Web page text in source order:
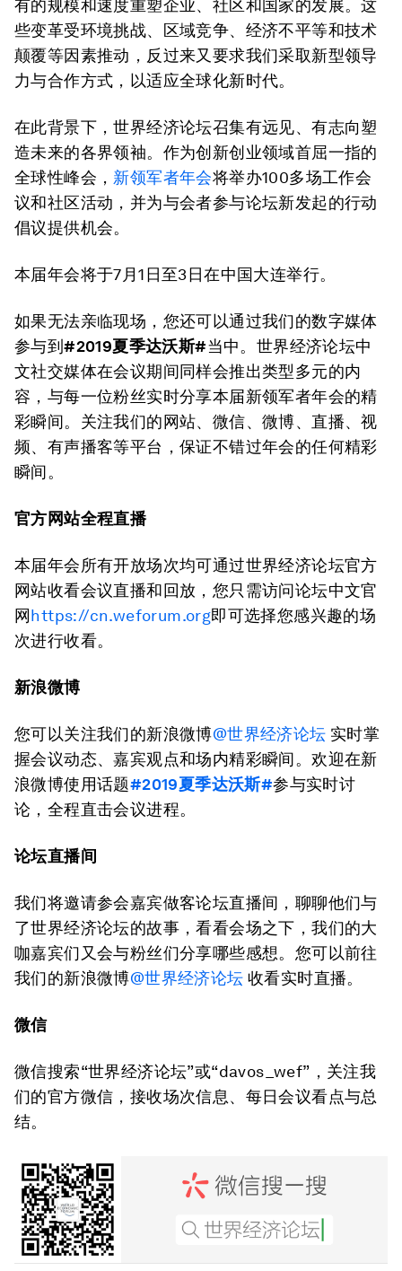
有的规模和速度重塑企业、社区和国家的发展。这
些变革受环境挑战、区域竞争、经济不平等和技术
颠覆等因素推动，反过来又要求我们采取新型领导
力与合作方式，以适应全球化新时代。
在此背景下，世界经济论坛召集有远见、有志向塑
造未来的各界领袖。作为创新创业领域首屈一指的
全球性峰会， 新领军者年会将举办100多场工作会
议和社区活动，并为与会者参与论坛新发起的行动
倡议提供机会。
本届年会将于7月1日至3日在中国大连举行。
如果无法亲临现场，您还可以通过我们的数字媒体
参与到#2019夏季达沃斯#当中。世界经济论坛中
文社交媒体在会议期间同样会推出类型多元的内
容，与每一位粉丝实时分享本届新领军者年会的精
彩瞬间。关注我们的网站、微信、微博、直播、视
频、有声播客等平台，保证不错过年会的任何精彩
瞬间。
官方网站全程直播
本届年会所有开放场次均可通过世界经济论坛官方
网站收看会议直播和回放，您只需访问论坛中文官
网https://cn.weforum.org即可选择您感兴趣的场
次进行收看。
新浪微博
您可以关注我们的新浪微博@世界经济论坛 实时掌
握会议动态、嘉宾观点和场内精彩瞬间。欢迎在新
浪微博使用话题#2019夏季达沃斯#参与实时讨
论，全程直击会议进程。
论坛直播间
我们将邀请参会嘉宾做客论坛直播间，聊聊他们与
了世界经济论坛的故事，看看会场之下，我们的大
咖嘉宾们又会与粉丝们分享哪些感想。您可以前往
我们的新浪微博@世界经济论坛 收看实时直播。
微信
微信搜索“世界经济论坛”或“davos_wef”，关注我
们的官方微信，接收场次信息、每日会议看点与总
结。